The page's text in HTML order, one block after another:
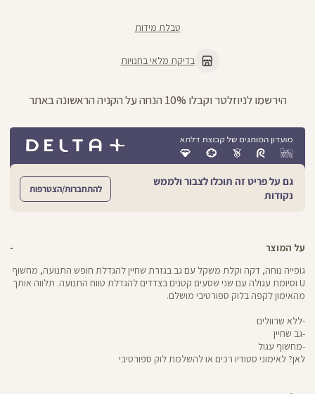
טבלת מידות
בדיקת מלאי בחנויות
ניתן להחליף/להחזיר עד 21 ימים בכל חנויות הרשת >>
גם על פריט זה תוכלו לצבור ולממש
נקודות
להתחברות/הצטרפות
על המוצר
גופייה נוחה, דקה וקלת משקל עם גב בגזרת שחיין להגדלת חופש התנועה, מחשוף
U וסיומת עגולה עם שני שסעים קטנים בצדדים להגדלת טווח התנועה. תלווה אותך
מהאימון לקפה בלוק ספורטיבי מושלם.
-ללא שרוולים
-גב שחיין
-מחשוף עגול
לאן? לאימוני סטודיו רכים או להשלמת לוק ספורטיבי